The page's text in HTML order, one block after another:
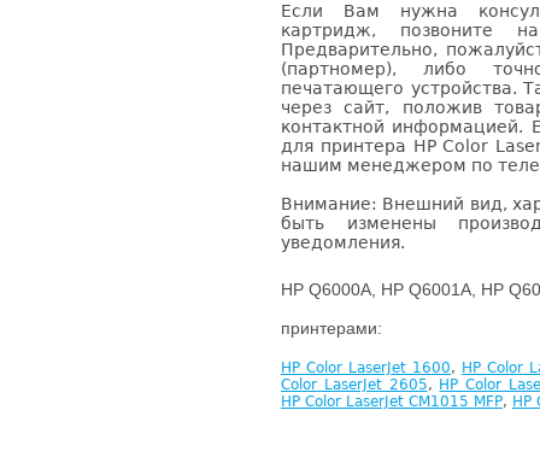
Если Вам нужна
картридж, позвоните
Предварительно,
(партномер), либо
печатающего устройства.
через сайт, положив
контактной информацией.
для принтера HP Color
нашим менеджером по
Внимание: Внешний вид,
быть изменены
уведомления.
HP Q6000A, HP Q6001A, HP
принтерами:
HP Color LaserJet 1600, HP Color
Color LaserJet 2605, HP Color
HP Color LaserJet CM1015 MFP, HP